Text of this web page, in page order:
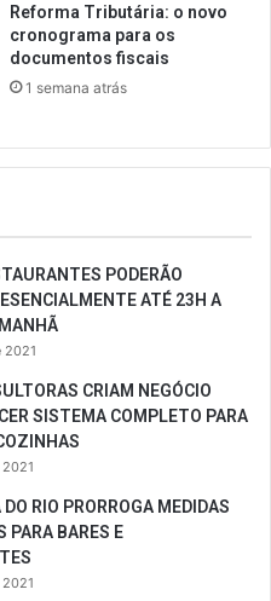
Reforma Tributária: o novo
cronograma para os
documentos fiscais
1 semana atrás
PODERÃO
ATÉ 23H A
2021
CRIAM NEGÓCIO
SISTEMA COMPLETO PARA
RIO PRORROGA MEDIDAS
PARA BARES E